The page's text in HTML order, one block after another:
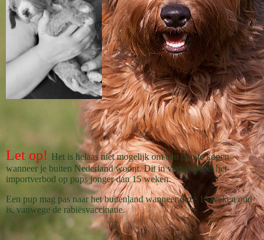
Let op! Het is helaas niet mogelijk om een pup te kopen
wanneer je buiten Nederland woont. Dit in verband met het
importverbod op pups jonger dan 15 weken.
Een pup mag pas naar het buitenland wanneer deze 15 weken oud
is, vanwege de rabiësvaccinatie.